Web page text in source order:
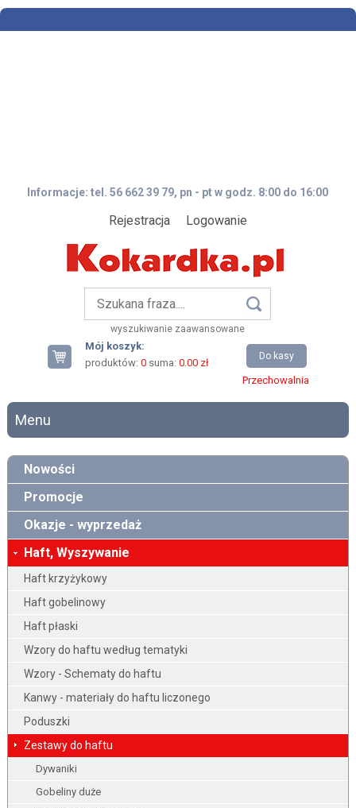
Informacje: tel. 56 662 39 79, pn - pt w godz. 8:00 do 16:00
Rejestracja Logowanie
wyszukiwanie zaawansowane
Mój koszyk:
produktów: 0suma: 0.00 zł
Do kasy
Przechowalnia
Menu
Nowości
Promocje
Okazje - wyprzedaż
Haft, Wyszywanie
Haft krzyżykowy
Haft gobelinowy
Haft płaski
Wzory do haftu według tematyki
Wzory - Schematy do haftu
Kanwy - materiały do haftu liczonego
Poduszki
Zestawy do haftu
Dywaniki
Gobeliny duże